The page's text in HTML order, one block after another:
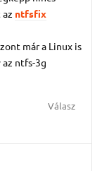
ntfsfix
már a Linux is
ntfs-3g
Válasz